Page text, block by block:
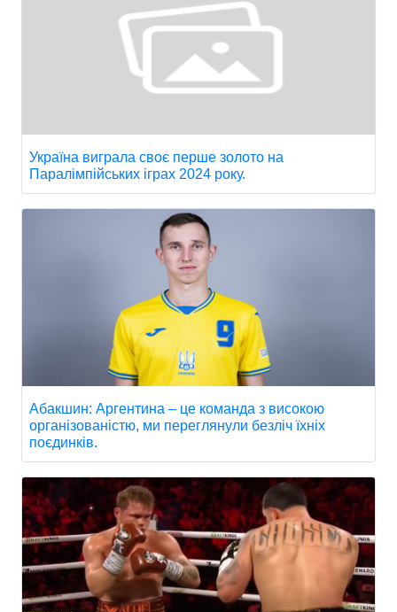
Україна виграла своє перше золото на
Паралімпійських іграх 2024 року.
Абакшин: Аргентина – це команда з високою
організованістю, ми переглянули безліч їхніх
поєдинків.